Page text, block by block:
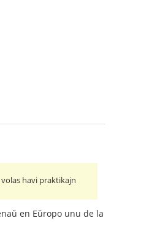
havi praktikajn
en Eŭropo unu de la